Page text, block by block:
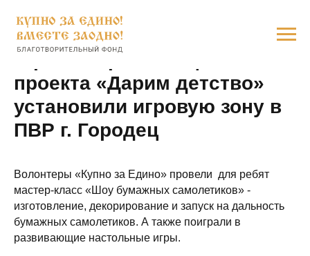
В рамках реализации
проекта «Дарим детство»
установили игровую зону в
ПВР г. Городец
Волонтеры «Купно за Едино» провели для ребят
мастер-класс «Шоу бумажных самолетиков» -
изготовление, декорирование и запуск на дальность
бумажных самолетиков. А также поиграли в
развивающие настольные игры.